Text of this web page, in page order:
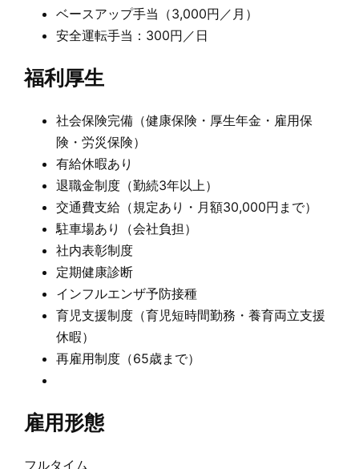
ベースアップ手当（3,000円／月）
安全運転手当：300円／日
福利厚生
社会保険完備（健康保険・厚生年金・雇用保
険・労災保険）
有給休暇あり
退職金制度（勤続3年以上）
交通費支給（規定あり・月額30,000円まで）
駐車場あり（会社負担）
社内表彰制度
定期健康診断
インフルエンザ予防接種
育児支援制度（育児短時間勤務・養育両立支援
休暇）
再雇用制度（65歳まで）
雇用形態
フルタイム